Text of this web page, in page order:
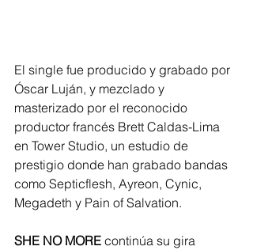
El single fue producido y grabado por
Óscar Luján, y mezclado y
masterizado por el reconocido
productor francés Brett Caldas-Lima
en Tower Studio, un estudio de
prestigio donde han grabado bandas
como Septicflesh, Ayreon, Cynic,
Megadeth y Pain of Salvation.
SHE NO MORE continúa su gira